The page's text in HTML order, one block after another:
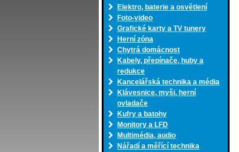
Elektro, baterie a osvětlení
Foto-video
Grafické karty a TV tunery
Herní zóna
Chytrá domácnost
Kabely, přepínače, huby a
redukce
Kancelářská technika a média
Klávesnice, myši, herní
ovladače
Kufry a batohy
Monitory a LFD
Multimédia, audio
Nářadí a měřící technika